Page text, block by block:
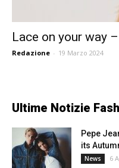
Lace on your way
Redazione - 19 Marzo 2024
Ultime Notizie
Pepe
its
News 6